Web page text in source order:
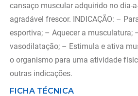
cansaço muscular adquirido no dia-
agradável frescor. INDICAÇÃO: –
esportiva; – Aquecer a musculatura;
vasodilatação; – Estimula e ativa
o organismo para uma atividade
outras indicações.
FICHA TÉCNICA